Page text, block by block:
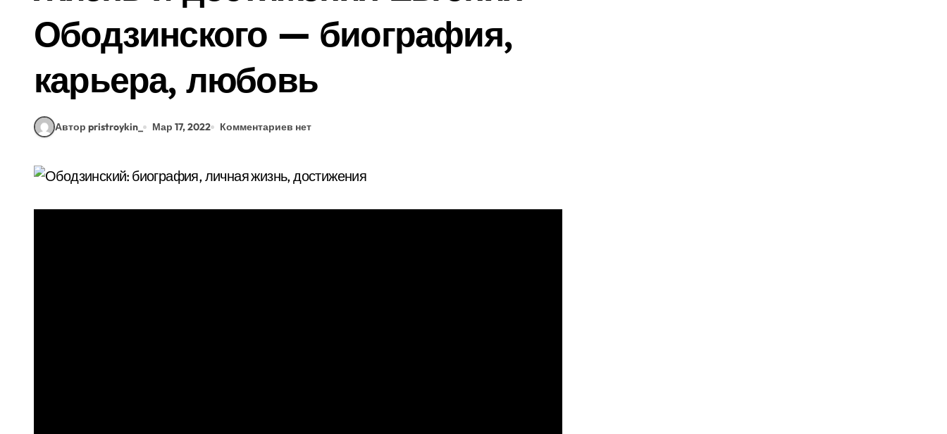
Ободзинского — биография,
карьера, любовь
Автор pristroykin_ Мар 17, 2022 Комментариев нет